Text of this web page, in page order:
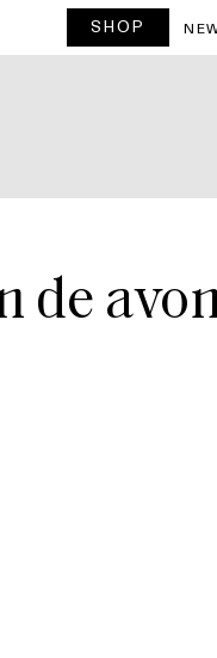
SHOP
de